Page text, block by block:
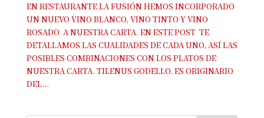
EN RESTAURANTE LA FUSIÓN HEMOS INCORPORADO
UN NUEVO VINO BLANCO, VINO TINTO Y VINO
ROSADO A NUESTRA CARTA. EN ESTE POST TE
DETALLAMOS LAS CUALIDADES DE CADA UNO, ASÍ LAS
POSIBLES COMBINACIONES CON LOS PLATOS DE
NUESTRA CARTA. TILENUS GODELLO. ES ORIGINARIO
DEL...